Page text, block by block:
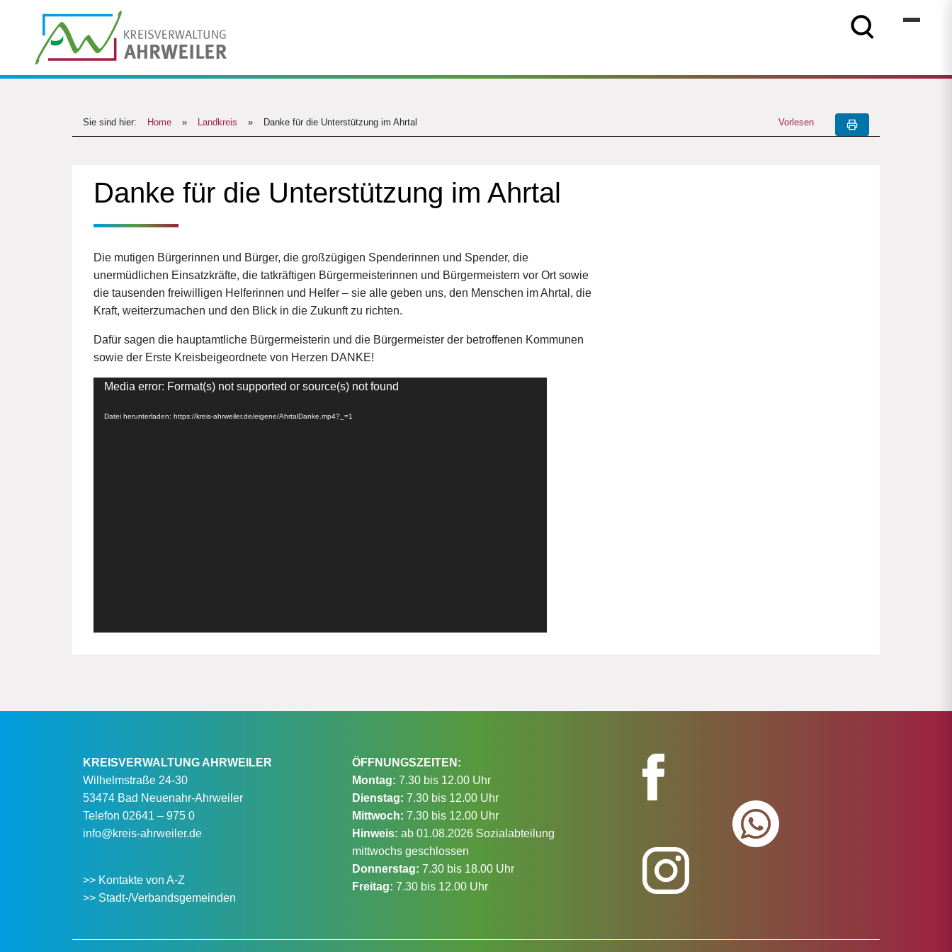
Sie sind hier: Home » Landkreis » Danke für die Unterstützung im Ahrtal Vorlesen
Danke für die Unterstützung im Ahrtal
Die mutigen Bürgerinnen und Bürger, die großzügigen Spenderinnen und Spender, die
unermüdlichen Einsatzkräfte, die tatkräftigen Bürgermeisterinnen und Bürgermeistern vor Ort sowie
die tausenden freiwilligen Helferinnen und Helfer – sie alle geben uns, den Menschen im Ahrtal, die
Kraft, weiterzumachen und den Blick in die Zukunft zu richten.
Dafür sagen die hauptamtliche Bürgermeisterin und die Bürgermeister der betroffenen Kommunen
sowie der Erste Kreisbeigeordnete von Herzen DANKE!
Video-
Media error: Format(s) not supported or source(s) not found
Datei herunterladen: https://kreis-ahrweiler.de/eigene/AhrtalDanke.mp4?_=1
KREISVERWALTUNG AHRWEILER
Wilhelmstraße 24-30
53474 Bad Neuenahr-Ahrweiler
Telefon 02641 – 975 0
info@kreis-ahrweiler.de
>> Kontakte von A-Z
>> Stadt-/Verbandsgemeinden
ÖFFNUNGSZEITEN:
Montag: 7.30 bis 12.00 Uhr
Dienstag: 7.30 bis 12.00 Uhr
Mittwoch: 7.30 bis 12.00 Uhr
Hinweis: ab 01.08.2026 Sozialabteilung
mittwochs geschlossen
Donnerstag: 7.30 bis 18.00 Uhr
Freitag: 7.30 bis 12.00 Uhr